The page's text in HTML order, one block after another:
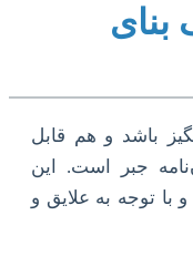
باشد و هم قابل
جبر است. این
با توجه به علایق و